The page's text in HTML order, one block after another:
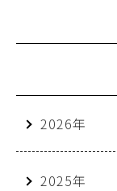
2026年
2025年